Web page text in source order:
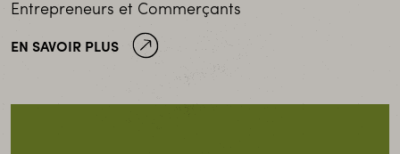
Entrepreneurs et Commerçants
EN SAVOIR PLUS